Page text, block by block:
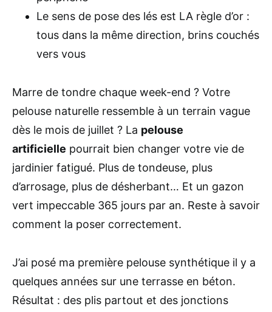
Le sens de pose des lés est LA règle d’or :
tous dans la même direction, brins couchés
vers vous
Marre de tondre chaque week-end ? Votre
pelouse naturelle ressemble à un terrain vague
dès le mois de juillet ? La pelouse
artificielle pourrait bien changer votre vie de
jardinier fatigué. Plus de tondeuse, plus
d’arrosage, plus de désherbant… Et un gazon
vert impeccable 365 jours par an. Reste à savoir
comment la poser correctement.
J’ai posé ma première pelouse synthétique il y a
quelques années sur une terrasse en béton.
Résultat : des plis partout et des jonctions